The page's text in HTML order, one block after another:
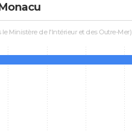
Ministère de l'Intérieur et des Outre-Mer)